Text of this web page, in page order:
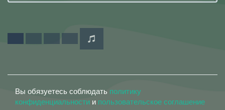
Вы обязуетесь соблюдать политику
конфиденциальности и пользовательское соглашение